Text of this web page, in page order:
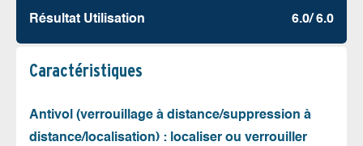
Résultat Utilisation 6.0/ 6.0
Caractéristiques
Antivol (verrouillage à distance/suppression à
distance/localisation) : localiser ou verrouiller